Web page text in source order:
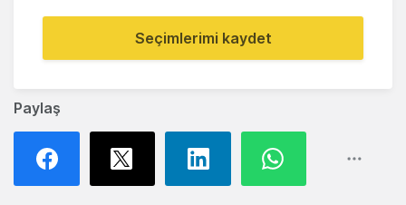
Paylaş
Seçimlerimi kaydet